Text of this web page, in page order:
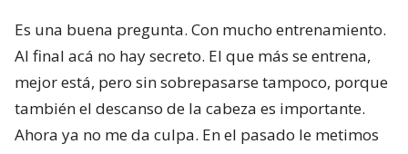
Es una buena pregunta. Con mucho entrenamiento.
Al final acá no hay secreto. El que más se entrena,
mejor está, pero sin sobrepasarse tampoco, porque
también el descanso de la cabeza es importante.
Ahora ya no me da culpa. En el pasado le metimos